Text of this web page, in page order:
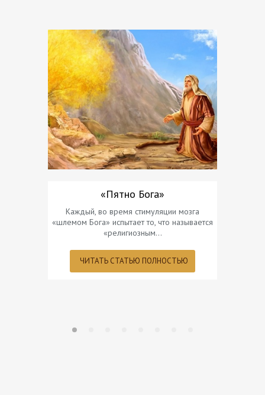
«Пятно Бога»
Каждый, во время стимуляции мозга
«шлемом Бога» испытает то, что называется
«религиозным…
ЧИТАТЬ СТАТЬЮ ПОЛНОСТЬЮ